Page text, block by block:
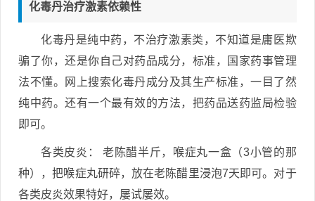
化毒丹治疗激素依赖性
化毒丹是纯中药，不治疗激素类，不知道是庸医欺
骗了你，还是你自己对药品成分，标准，国家药事管理
法不懂。网上搜索化毒丹成分及其生产标准，一目了然
纯中药。还有一个最有效的方法，把药品送药监局检验
即可。
各类皮炎： 老陈醋半斤，喉症丸一盒（3小管的那
种），把喉症丸研碎，放在老陈醋里浸泡7天即可。对于
各类皮炎效果特好，屡试屡效。